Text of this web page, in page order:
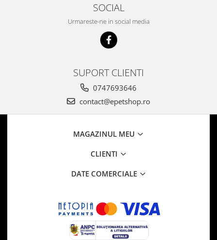
SOCIAL
Urmareste-ne in social media
SUPORT CLIENTI
0747693646
contact@epetshop.ro
MAGAZINUL MEU
CLIENTI
DATE COMERCIALE